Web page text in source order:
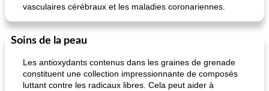
vasculaires cérébraux et les maladies coronariennes.
Soins de la peau
Les antioxydants contenus dans les graines de grenade
constituent une collection impressionnante de composés
luttant contre les radicaux libres. Cela peut aider à